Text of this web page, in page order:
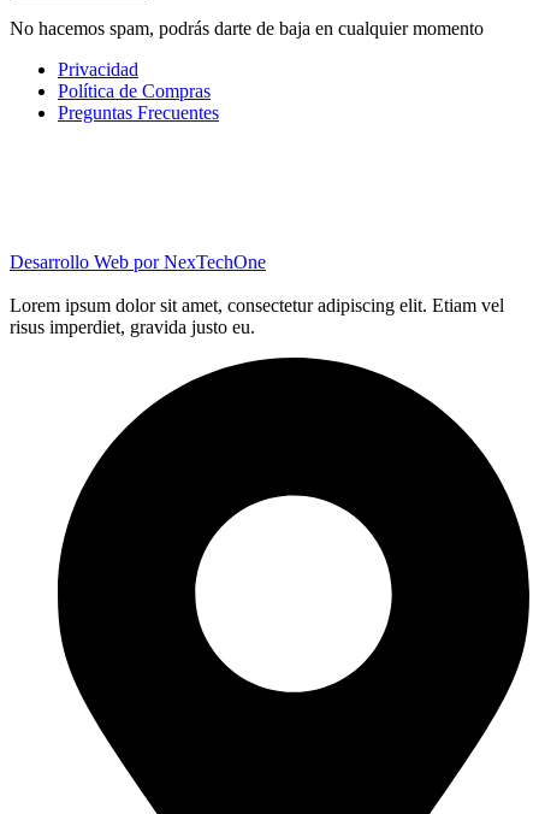
No hacemos spam, podrás darte de baja en cualquier momento
Privacidad
Política de Compras
Preguntas Frecuentes
Desarrollo Web porNexTechOne
Lorem ipsum dolor sit amet, consectetur adipiscing elit. Etiam vel
risus imperdiet, gravida justo eu.